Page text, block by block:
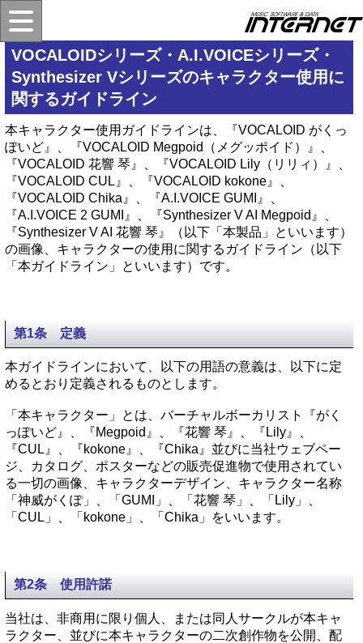
VOCALOIDシリーズ・A.I.VOICEシリーズ・
Synthesizer Vシリーズのキャラクター使用に
関するガイドライン
本キャラクター使用ガイドラインは、『VOCALOID がくっ
ぽいど』、『VOCALOID Megpoid（メグッポイド）』、
『VOCALOID 花響 琴』、『VOCALOID Lily（リリィ）』、
『VOCALOID CUL』、『VOCALOID kokone』、
『VOCALOID Chika』、『A.I.VOICE GUMI』、
『A.I.VOICE 2 GUMI』、『Synthesizer V AI Megpoid』、
『Synthesizer V AI 花響 琴』（以下「本製品」といいます）
の画像、キャラクターの使用に関するガイドライン（以下
「本ガイドライン」といいます）です。
第1条 定義
本ガイドラインにおいて、以下の用語の意義は、以下に定
めるとおり定義されるものとします。
「本キャラクター」とは、バーチャルボーカリスト『がく
っぽいど』、『Megpoid』、『花響 琴』、『Lily』、
『CUL』、『kokone』、『Chika』並びに当社ウェブペー
ジ、カタログ、ポスターなどの販売促進物で使用されてい
る一切の画像、キャラクターデザイン、キャラクター名称
「神威がくぽ」、「GUMI」、「花響 琴」、「Lily」、
「CUL」、「kokone」、「Chika」をいいます。
第2条 使用許諾
当社は、非商用に限り個人、または同人サークルが本キャ
ラクター、並びに本キャラクターの二次創作物を公開、配